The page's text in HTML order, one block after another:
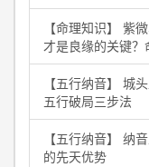
【命理知识】 紫
才是良缘的关键
【五行纳音】 城
五行破局三步法
【五行纳音】 纳
的先天优势